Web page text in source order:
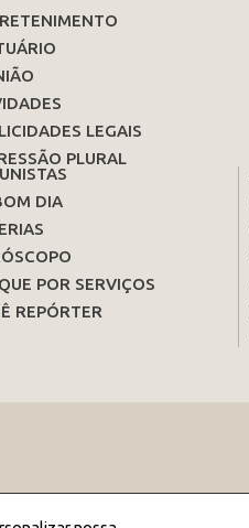
LEGAIS
PLURAL
DIA
POR SERVIÇOS
REPÓRTER